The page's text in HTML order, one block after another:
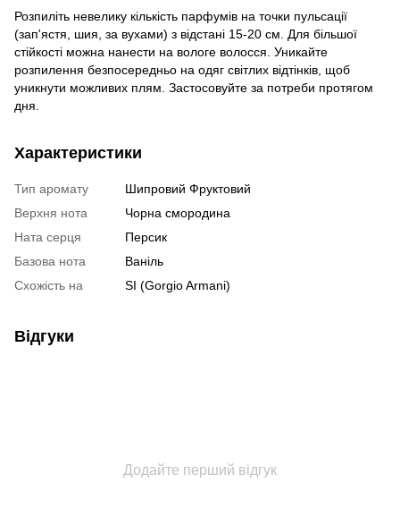
Розпиліть невелику кількість парфумів на точки пульсації
(зап'ястя, шия, за вухами) з відстані 15-20 см. Для більшої
стійкості можна нанести на вологе волосся. Уникайте
розпилення безпосередньо на одяг світлих відтінків, щоб
уникнути можливих плям. Застосовуйте за потреби протягом
дня.
Характеристики
Тип аромату
Шипровий Фруктовий
Верхня нота
Чорна смородина
Ната серця
Персик
Базова нота
Ваніль
Схожість на
SI (Gorgio Armani)
Відгуки
Додайте перший відгук